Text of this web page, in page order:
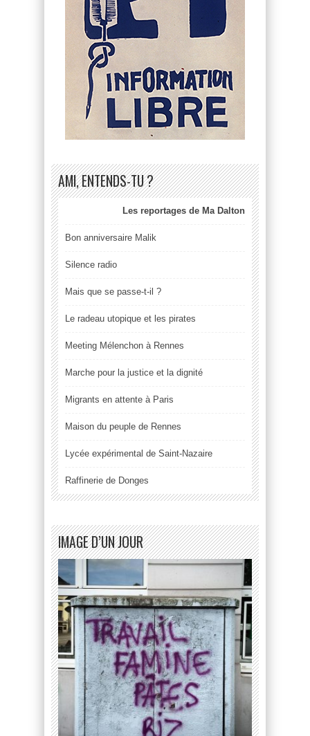
AMI, ENTENDS-TU ?
Les reportages de Ma Dalton
Bon anniversaire Malik
Silence radio
Mais que se passe-t-il ?
Le radeau utopique et les pirates
Meeting Mélenchon à Rennes
Marche pour la justice et la dignité
Migrants en attente à Paris
Maison du peuple de Rennes
Lycée expérimental de Saint-Nazaire
Raffinerie de Donges
IMAGE D’UN JOUR